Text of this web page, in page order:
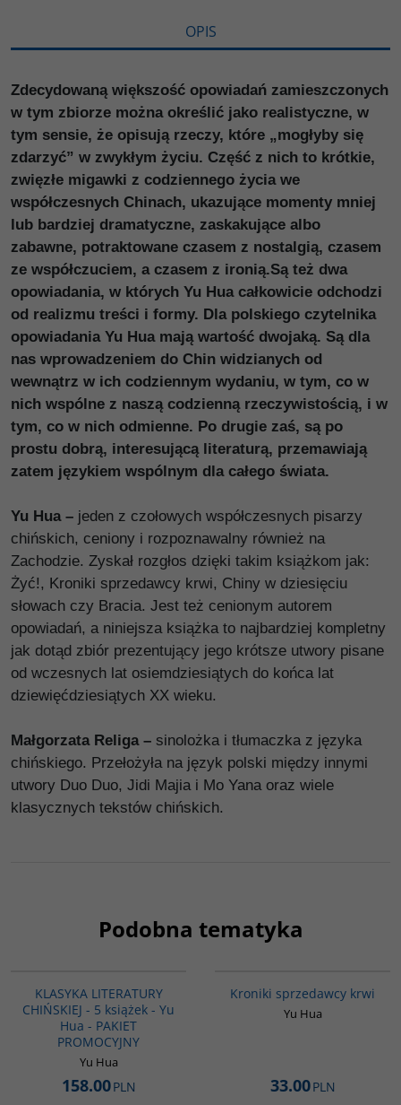
OPIS
Zdecydowaną większość opowiadań zamieszczonych
w tym zbiorze można określić jako realistyczne, w
tym sensie, że opisują rzeczy, które „mogłyby się
zdarzyć” w zwykłym życiu. Część z nich to krótkie,
zwięzłe migawki z codziennego życia we
współczesnych Chinach, ukazujące momenty mniej
lub bardziej dramatyczne, zaskakujące albo
zabawne, potraktowane czasem z nostalgią, czasem
ze współczuciem, a czasem z ironią.Są też dwa
opowiadania, w których Yu Hua całkowicie odchodzi
od realizmu treści i formy. Dla polskiego czytelnika
opowiadania Yu Hua mają wartość dwojaką. Są dla
nas wprowadzeniem do Chin widzianych od
wewnątrz w ich codziennym wydaniu, w tym, co w
nich wspólne z naszą codzienną rzeczywistością, i w
tym, co w nich odmienne. Po drugie zaś, są po
prostu dobrą, interesującą literaturą, przemawiają
zatem językiem wspólnym dla całego świata.
Yu Hua – jeden z czołowych współczesnych pisarzy
chińskich, ceniony i rozpoznawalny również na
Zachodzie. Zyskał rozgłos dzięki takim książkom jak:
Żyć!, Kroniki sprzedawcy krwi, Chiny w dziesięciu
słowach czy Bracia. Jest też cenionym autorem
opowiadań, a niniejsza książka to najbardziej kompletny
jak dotąd zbiór prezentujący jego krótsze utwory pisane
od wczesnych lat osiemdziesiątych do końca lat
dziewięćdziesiątych XX wieku.
Małgorzata Religa – sinolożka i tłumaczka z języka
chińskiego. Przełożyła na język polski między innymi
utwory Duo Duo, Jidi Majia i Mo Yana oraz wiele
klasycznych tekstów chińskich.
Podobna tematyka
KLASYKA LITERATURY
CHIŃSKIEJ - 5 książek - Yu
Hua - PAKIET
PROMOCYJNY
Yu Hua
158.00PLN
Kroniki sprzedawcy krwi
Yu Hua
33.00PLN